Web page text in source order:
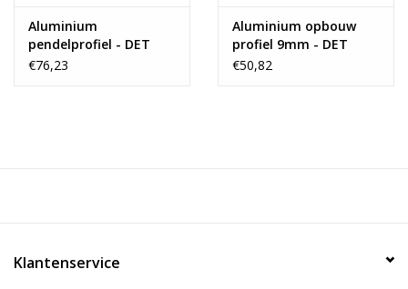
Aluminium
pendelprofiel - DET
€76,23
Aluminium opbouw
profiel 9mm - DET
€50,82
Klantenservice